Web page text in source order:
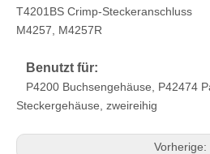
Einreihiger vertikaler Kopfverbinder
T4201BS Crimp-Steckeranschluss
M4257, M4257R
Benutzt für:
P4200 Buchsengehäuse, P42474
Steckergehäuse, zweireihig
Vorherige: